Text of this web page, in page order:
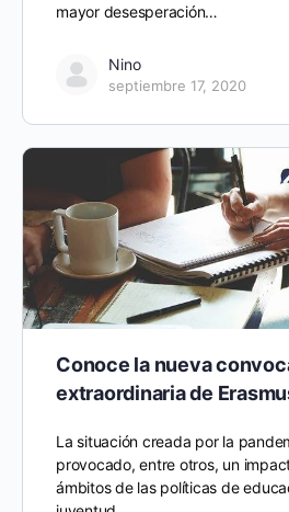
mayor desesperación…
Nino
septiembre 17, 2020
Conoce la nueva
extraordinaria de
La situación creada por la
provocado, entre otros, un
ámbitos de las políticas de